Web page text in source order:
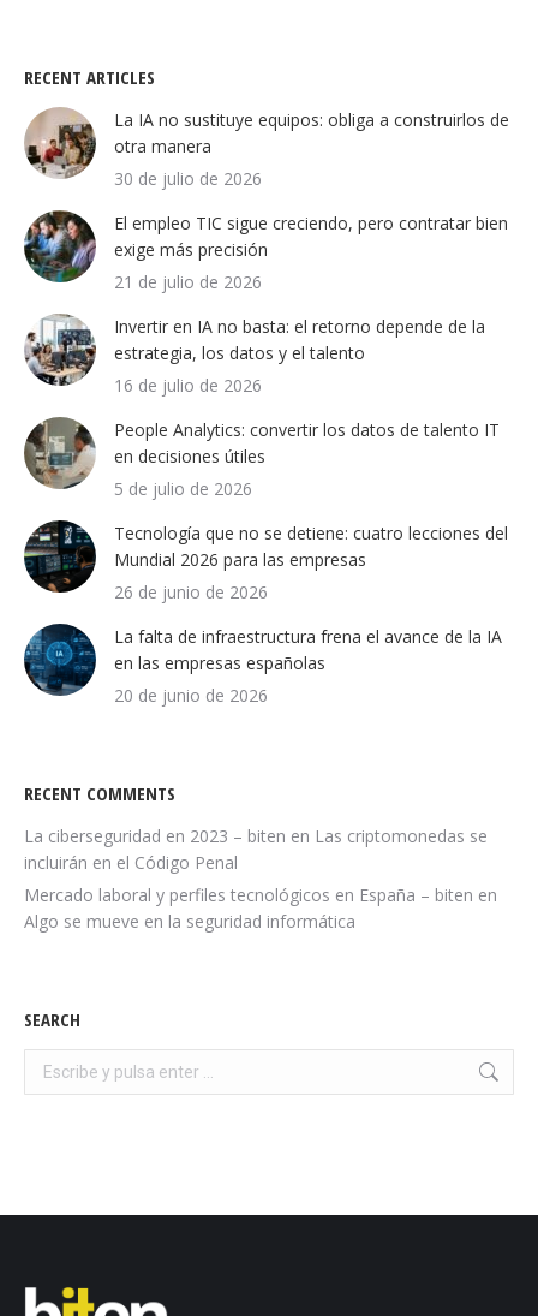
RECENT ARTICLES
La IA no sustituye equipos: obliga a construirlos de
otra manera
30 de julio de 2026
El empleo TIC sigue creciendo, pero contratar bien
exige más precisión
21 de julio de 2026
Invertir en IA no basta: el retorno depende de la
estrategia, los datos y el talento
16 de julio de 2026
People Analytics: convertir los datos de talento IT
en decisiones útiles
5 de julio de 2026
Tecnología que no se detiene: cuatro lecciones del
Mundial 2026 para las empresas
26 de junio de 2026
La falta de infraestructura frena el avance de la IA
en las empresas españolas
20 de junio de 2026
RECENT COMMENTS
La ciberseguridad en 2023 – biten en Las criptomonedas se
incluirán en el Código Penal
Mercado laboral y perfiles tecnológicos en España – biten en
Algo se mueve en la seguridad informática
SEARCH
Buscar: